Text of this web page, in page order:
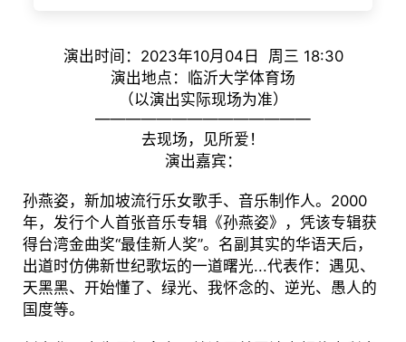
演出时间：2023年10月04日 周三 18:30
演出地点：临沂大学体育场
（以演出实际现场为准）
——————————————
去现场，见所爱！
演出嘉宾：
孙燕姿，新加坡流行乐女歌手、音乐制作人。2000
年，发行个人首张音乐专辑《孙燕姿》，凭该专辑获
得台湾金曲奖“最佳新人奖”。名副其实的华语天后，
出道时仿佛新世纪歌坛的一道曙光...代表作：遇见、
天黑黑、开始懂了、绿光、我怀念的、逆光、愚人的
国度等。